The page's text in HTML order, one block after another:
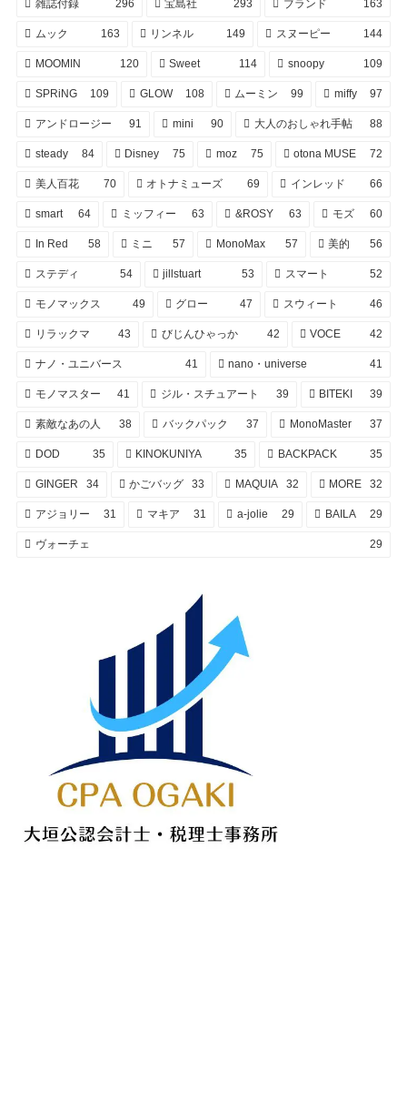
雑誌付録 296 宝島社 293 ブランド 163
ムック 163 リンネル 149 スヌーピー 144
MOOMIN 120 Sweet 114 snoopy 109
SPRiNG 109 GLOW 108 ムーミン 99 miffy 97
アンドロージー 91 mini 90 大人のおしゃれ手帖 88
steady 84 Disney 75 moz 75 otona MUSE 72
美人百花 70 オトナミューズ 69 インレッド 66
smart 64 ミッフィー 63 &ROSY 63 モズ 60
In Red 58 ミニ 57 MonoMax 57 美的 56
ステディ 54 jillstuart 53 スマート 52
モノマックス 49 グロー 47 スウィート 46
リラックマ 43 びじんひゃっか 42 VOCE 42
ナノ・ユニバース 41 nano・universe 41
モノマスター 41 ジル・スチュアート 39 BITEKI 39
素敵なあの人 38 バックパック 37 MonoMaster 37
DOD 35 KINOKUNIYA 35 BACKPACK 35
GINGER 34 かごバッグ 33 MAQUIA 32 MORE 32
アジョリー 31 マキア 31 a-jolie 29 BAILA 29
ヴォーチェ 29